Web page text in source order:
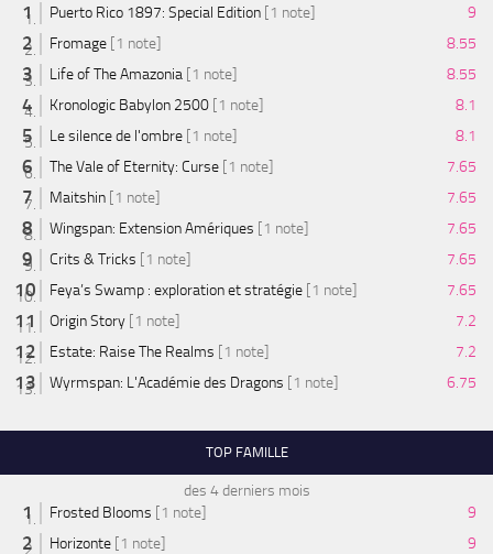
Puerto Rico 1897: Special Edition [1 note]
9
Fromage [1 note]
8.55
Life of The Amazonia [1 note]
8.55
Kronologic Babylon 2500 [1 note]
8.1
Le silence de l'ombre [1 note]
8.1
The Vale of Eternity: Curse [1 note]
7.65
Maitshin [1 note]
7.65
Wingspan: Extension Amériques [1 note]
7.65
Crits & Tricks [1 note]
7.65
Feya’s Swamp : exploration et stratégie [1 note]
7.65
Origin Story [1 note]
7.2
Estate: Raise The Realms [1 note]
7.2
Wyrmspan: L'Académie des Dragons [1 note] 6.75
TOP FAMILLE
des 4 derniers mois
Frosted Blooms [1 note]
9
Horizonte [1 note]
9